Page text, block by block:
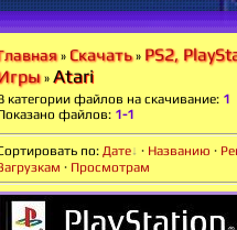
» Скачать» PS2,
» Atari
категории файлов на скачивание: 1
файлов: 1-1
по: Дате · Названию ·
· Просмотрам